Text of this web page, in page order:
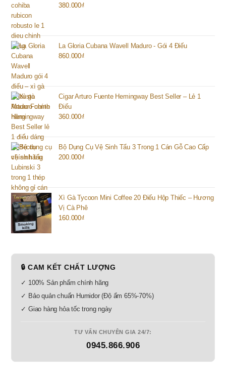
380.000₫
La Gloria Cubana Wavell Maduro - Gói 4 Điếu
860.000₫
Cigar Arturo Fuente Hemingway Best Seller – Lẻ 1
Điếu
360.000₫
Bộ Dụng Cụ Vệ Sinh Tẩu 3 Trong 1 Cán Gỗ Cao Cấp
200.000₫
Xì Gà Tycoon Mini Coffee 20 Điếu Hộp Thiếc – Hương
Vị Cà Phê
160.000₫
🔒 CAM KẾT CHẤT LƯỢNG
✓ 100% Sản phẩm chính hãng
✓ Bảo quản chuẩn Humidor (Độ ẩm 65%-70%)
✓ Giao hàng hỏa tốc trong ngày
TƯ VẤN CHUYÊN GIA 24/7:
0945.866.906